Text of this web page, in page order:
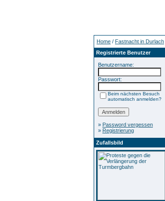
Home / Fastnacht in Durlach
Registrierte Benutzer
Benutzername:
Passwort:
Beim nächsten Besuch
automatisch anmelden?
» Password vergessen
» Registrierung
Zufallsbild